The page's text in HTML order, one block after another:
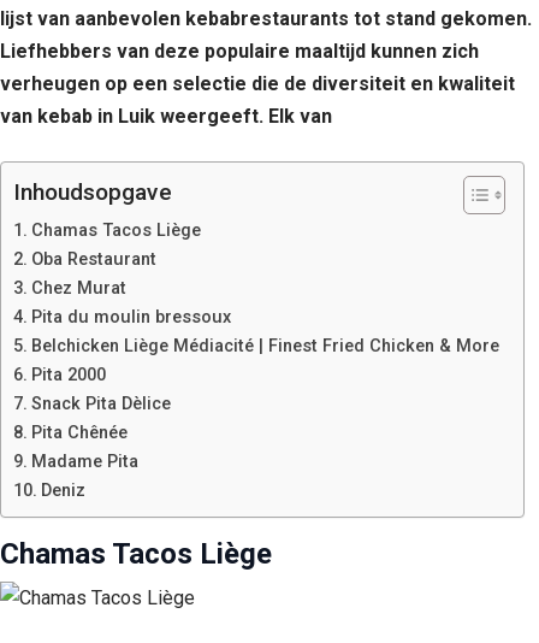
lijst van aanbevolen kebabrestaurants tot stand gekomen.
Liefhebbers van deze populaire maaltijd kunnen zich
verheugen op een selectie die de diversiteit en kwaliteit
van kebab in Luik weergeeft. Elk van
Inhoudsopgave
Chamas Tacos Liège
Oba Restaurant
Chez Murat
Pita du moulin bressoux
Belchicken Liège Médiacité | Finest Fried Chicken & More
Pita 2000
Snack Pita Dèlice
Pita Chênée
Madame Pita
Deniz
Chamas Tacos Liège